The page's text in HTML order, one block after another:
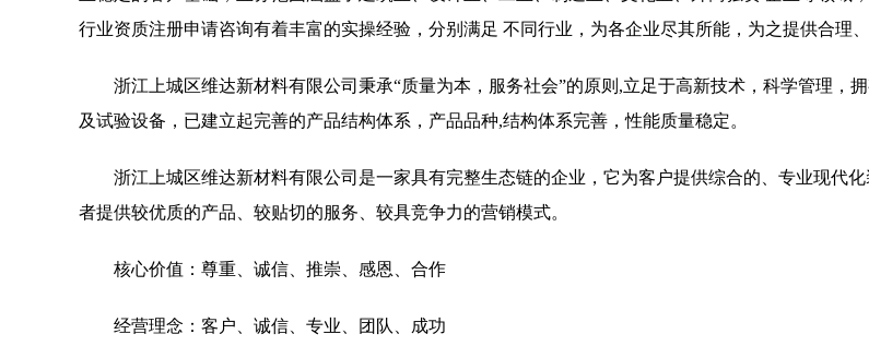
行业资质注册申请咨询有着丰富的实操经验，分别满足 不同行业，为各企业尽其所能，为之提供合理、
浙江上城区维达新材料有限公司秉承“质量为本，服务社会”的原则,立足于高新技术，科学管理，
及试验设备，已建立起完善的产品结构体系，产品品种,结构体系完善，性能质量稳定。
浙江上城区维达新材料有限公司是一家具有完整生态链的企业，它为客户提供综合的、专业现代
者提供较优质的产品、较贴切的服务、较具竞争力的营销模式。
核心价值：尊重、诚信、推崇、感恩、合作
经营理念：客户、诚信、专业、团队、成功